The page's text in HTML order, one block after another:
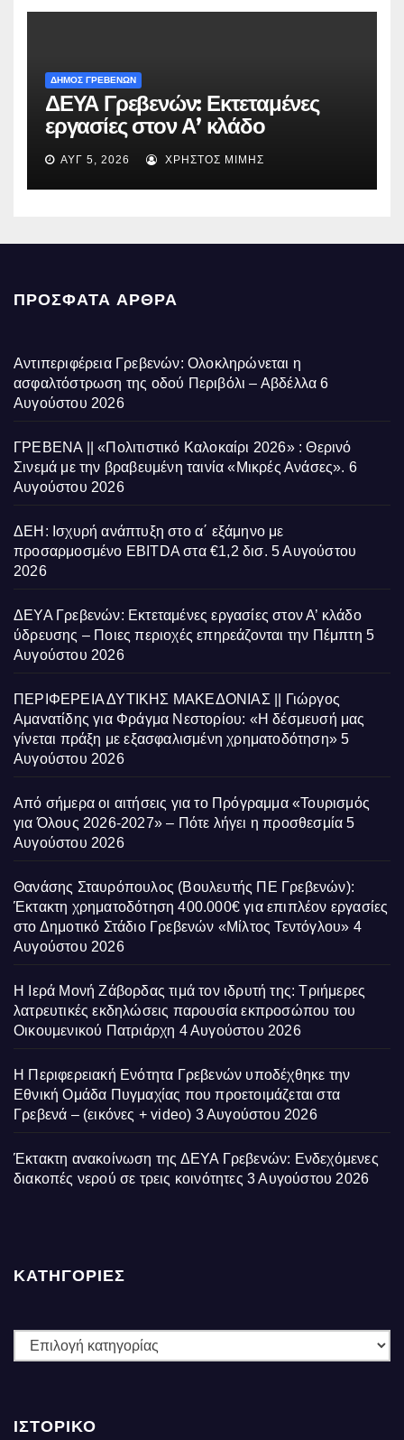
ΔΗΜΟΣ ΓΡΕΒΕΝΩΝ
ΔΕΥΑ Γρεβενών: Εκτεταμένες
εργασίες στον Α’ κλάδο
ύδρευσης – Ποιες περιοχές
επηρεάζονται την Πέμπτη
ΑΥΓ 5, 2026 ΧΡΉΣΤΟΣ ΜΊΜΗΣ
ΠΡΌΣΦΑΤΑ ΆΡΘΡΑ
Αντιπεριφέρεια Γρεβενών: Ολοκληρώνεται η
ασφαλτόστρωση της οδού Περιβόλι – Αβδέλλα 6
Αυγούστου 2026
ΓΡΕΒΕΝΑ || «Πολιτιστικό Καλοκαίρι 2026» : Θερινό
Σινεμά με την βραβευμένη ταινία «Μικρές Ανάσες». 6
Αυγούστου 2026
ΔΕΗ: Ισχυρή ανάπτυξη στο α΄ εξάμηνο με
προσαρμοσμένο EBITDA στα €1,2 δισ. 5 Αυγούστου
2026
ΔΕΥΑ Γρεβενών: Εκτεταμένες εργασίες στον Α’ κλάδο
ύδρευσης – Ποιες περιοχές επηρεάζονται την Πέμπτη 5
Αυγούστου 2026
ΠΕΡΙΦΕΡΕΙΑ ΔΥΤΙΚΗΣ ΜΑΚΕΔΟΝΙΑΣ || Γιώργος
Αμανατίδης για Φράγμα Νεστορίου: «Η δέσμευσή μας
γίνεται πράξη με εξασφαλισμένη χρηματοδότηση» 5
Αυγούστου 2026
Από σήμερα οι αιτήσεις για το Πρόγραμμα «Τουρισμός
για Όλους 2026-2027» – Πότε λήγει η προσθεσμία 5
Αυγούστου 2026
Θανάσης Σταυρόπουλος (Βουλευτής ΠΕ Γρεβενών):
Έκτακτη χρηματοδότηση 400.000€ για επιπλέον εργασίες
στο Δημοτικό Στάδιο Γρεβενών «Μίλτος Τεντόγλου» 4
Αυγούστου 2026
Η Ιερά Μονή Ζάβορδας τιμά τον ιδρυτή της: Τριήμερες
λατρευτικές εκδηλώσεις παρουσία εκπροσώπου του
Οικουμενικού Πατριάρχη 4 Αυγούστου 2026
Η Περιφερειακή Ενότητα Γρεβενών υποδέχθηκε την
Εθνική Ομάδα Πυγμαχίας που προετοιμάζεται στα
Γρεβενά – (εικόνες + video) 3 Αυγούστου 2026
Έκτακτη ανακοίνωση της ΔΕΥΑ Γρεβενών: Ενδεχόμενες
διακοπές νερού σε τρεις κοινότητες 3 Αυγούστου 2026
ΚΑΤΗΓΟΡΙΕΣ
ΚΑΤΗΓΟΡΙΕΣ
ΙΣΤΟΡΙΚΌ